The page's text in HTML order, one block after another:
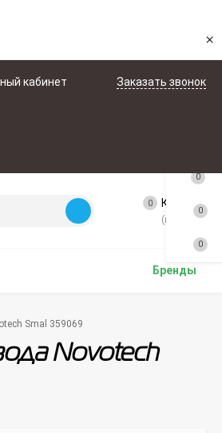
×
кабинет Заказать звонок
0 Корзина
(пусто)
Бренды
Smal 359069
Novotech
0
0
0